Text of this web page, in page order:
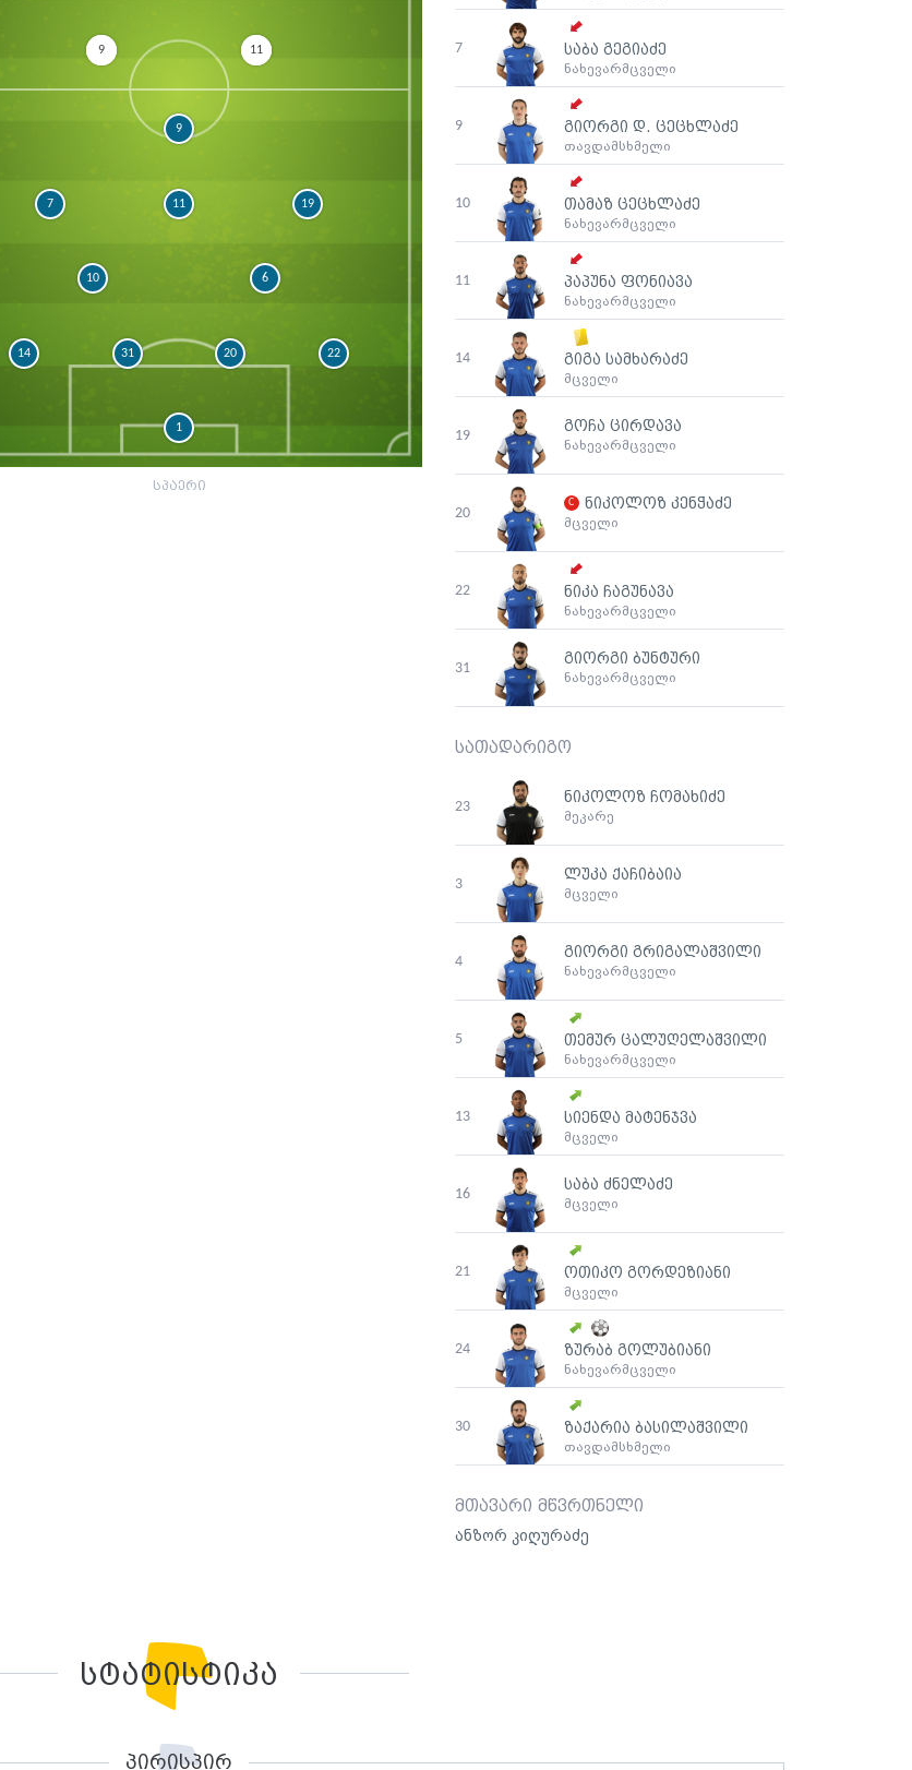
7 საბა გეგიაძე
ნახევარმცველი
9 გიორგი დ. ცეცხლაძე
თავდამსხმელი
10 თამაზ ცეცხლაძე
ნახევარმცველი
11 პაპუნა ფონიავა
ნახევარმცველი
14 გიგა სამხარაძე
მცველი
19
გოჩა ცირდავა
ნახევარმცველი
20
ნიკოლოზ კენჭაძე
მცველი
22 ნიკა ჩაგუნავა
ნახევარმცველი
31
გიორგი ბუნტური
ნახევარმცველი
სათადარიგო
23
ნიკოლოზ ჩომახიძე
მეკარე
3
ლუკა ქაჩიბაია
მცველი
4
გიორგი გრიგალაშვილი
ნახევარმცველი
5 თემურ ცალუღელაშვილი
ნახევარმცველი
13 სიენდა მატენჯვა
მცველი
16
საბა ძნელაძე
მცველი
21 ოთიკო გორდეზიანი
მცველი
24 ზურაბ გოლუბიანი
ნახევარმცველი
30 ზაქარია ბასილაშვილი
თავდამსხმელი
მთავარი მწვრთნელი
ანზორ კიღურაძე
9 11
1
22
20
31
14
6
10
19
11
7
9
სპაერი
სტატისტიკა
პირისპირ